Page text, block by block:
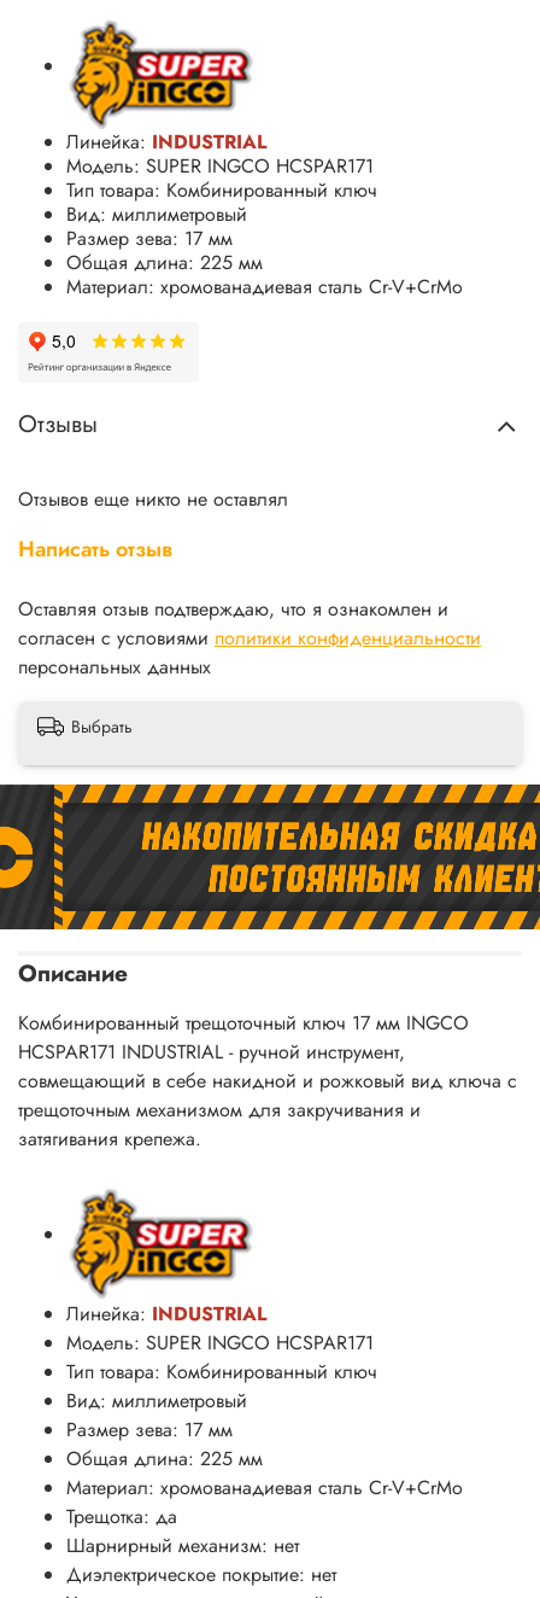
Линейка: INDUSTRIAL
Модель: SUPER INGCO HCSPAR171
Тип товара: Комбинированный ключ
Вид: миллиметровый
Размер зева: 17 мм
Общая длина: 225 мм
Материал: хромованадиевая сталь Cr-V+CrMo
Отзывы
Отзывов еще никто не оставлял
Написать отзыв
Оставляя отзыв подтверждаю, что я ознакомлен и
согласен с условиями политики конфиденциальности
персональных данных
Выбрать
Описание
Комбинированный трещоточный ключ 17 мм INGCO
HCSPAR171 INDUSTRIAL - ручной инструмент,
совмещающий в себе накидной и рожковый вид ключа с
трещоточным механизмом для закручивания и
затягивания крепежа.
Линейка: INDUSTRIAL
Модель: SUPER INGCO HCSPAR171
Тип товара: Комбинированный ключ
Вид: миллиметровый
Размер зева: 17 мм
Общая длина: 225 мм
Материал: хромованадиевая сталь Cr-V+CrMo
Трещотка: да
Шарнирный механизм: нет
Диэлектрическое покрытие: нет